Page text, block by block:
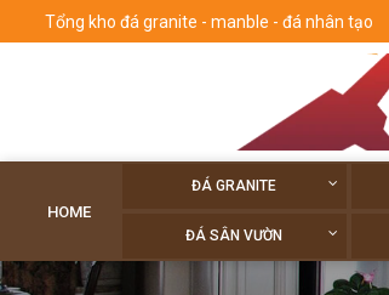
Tổng kho đá granite - manble - đá nhân tạo
HOME
ĐÁ GRANITE
ĐÁ SÂN VƯỜN